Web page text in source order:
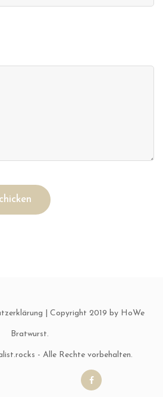
| Copyright 2019 by HoWe
Bratwurst.
- Alle Rechte vorbehalten.